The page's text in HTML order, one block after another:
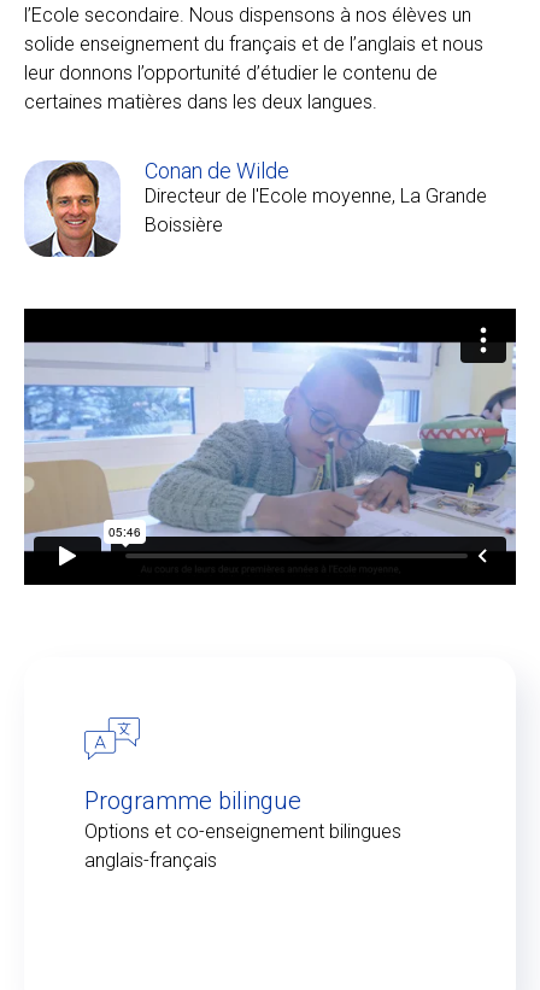
l’Ecole secondaire. Nous dispensons à nos élèves un
solide enseignement du français et de l’anglais et nous
leur donnons l’opportunité d’étudier le contenu de
certaines matières dans les deux langues.
Conan de Wilde
Directeur de l'Ecole moyenne, La Grande
Boissière
Programme bilingue
Options et co-enseignement bilingues
anglais-français